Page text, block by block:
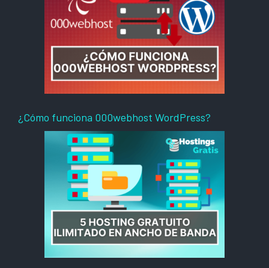
¿Cómo funciona 000webhost WordPress?